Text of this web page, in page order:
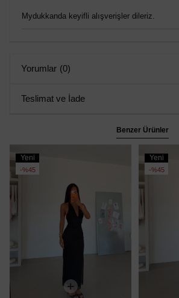
Mydukkanda keyifli alışverişler dileriz.
Yorumlar (0)
Teslimat ve İade
Benzer Ürünler
Yeni
Ürün
%45
Yeni
Ürün
%45